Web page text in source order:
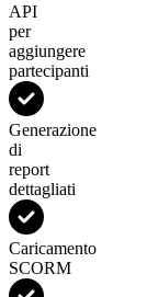
API
per
aggiungere
partecipanti
Generazione
di
report
dettagliati
Caricamento
SCORM